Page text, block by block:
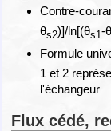
Contre-
θs2)]/ln[(θs1-θ
Formule
1 et 2
l'échangeur
Flux cédé,